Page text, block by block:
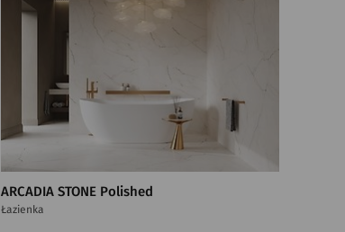
ARCADIA STONE Polished
Łazienka